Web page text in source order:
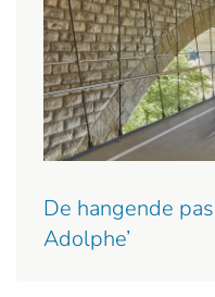
De hangende
Adolphe’